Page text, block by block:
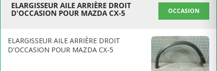
ELARGISSEUR AILE ARRIÈRE DROIT
D'OCCASION POUR MAZDA CX-5
OCCASION
ELARGISSEUR AILE ARRIÈRE DROIT
D'OCCASION POUR MAZDA CX-5